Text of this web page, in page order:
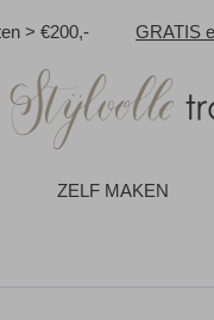
> €200,- GRATIS
ZELF MAKEN